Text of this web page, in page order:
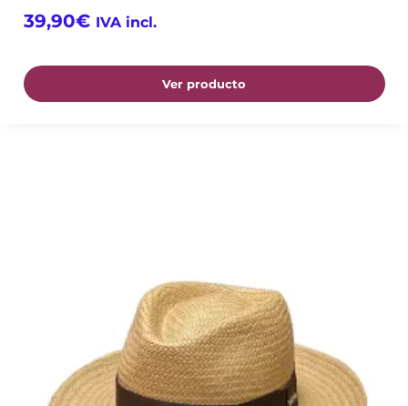
39,90€ IVA incl.
Ver producto